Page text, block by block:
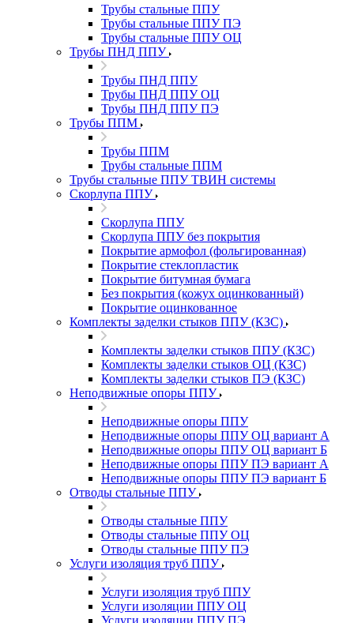
Трубы стальные ППУ
Трубы стальные ППУ ПЭ
Трубы стальные ППУ ОЦ
Трубы ПНД ППУ
Трубы ПНД ППУ
Трубы ПНД ППУ ОЦ
Трубы ПНД ППУ ПЭ
Трубы ППМ
Трубы ППМ
Трубы стальные ППМ
Трубы стальные ППУ ТВИН системы
Скорлупа ППУ
Скорлупа ППУ
Скорлупа ППУ без покрытия
Покрытие армофол (фольгированная)
Покрытие стеклопластик
Покрытие битумная бумага
Без покрытия (кожух оцинкованный)
Покрытие оцинкованное
Комплекты заделки стыков ППУ (КЗС)
Комплекты заделки стыков ППУ (КЗС)
Комплекты заделки стыков ОЦ (КЗС)
Комплекты заделки стыков ПЭ (КЗС)
Неподвижные опоры ППУ
Неподвижные опоры ППУ
Неподвижные опоры ППУ ОЦ вариант А
Неподвижные опоры ППУ ОЦ вариант Б
Неподвижные опоры ППУ ПЭ вариант А
Неподвижные опоры ППУ ПЭ вариант Б
Отводы стальные ППУ
Отводы стальные ППУ
Отводы стальные ППУ ОЦ
Отводы стальные ППУ ПЭ
Услуги изоляция труб ППУ
Услуги изоляция труб ППУ
Услуги изоляции ППУ ОЦ
Услуги изоляции ППУ ПЭ